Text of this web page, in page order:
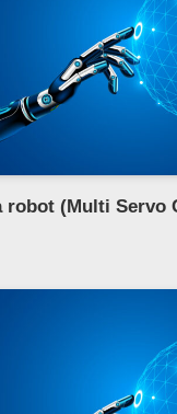
robot (Multi Servo